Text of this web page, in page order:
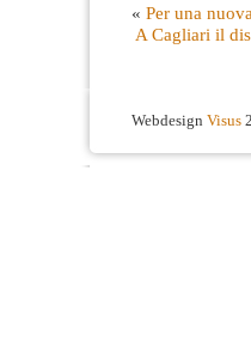
« Per una
A Cagliari il
Webdesign Visus